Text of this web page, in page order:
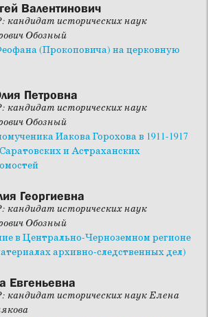
Валентинович
кандидат исторических наук
Обозный
(Прокоповича) на церковную
Петровна
кандидат исторических наук
Обозный
Иакова Горохова в 1911-1917
и Астраханских
Георгиевна
кандидат исторических наук
Обозный
в Центрально-Черноземном регионе
архивно-следственных дел)
Евгеньевна
кандидат исторических наук Елена